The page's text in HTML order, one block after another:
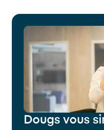
Dougs vous